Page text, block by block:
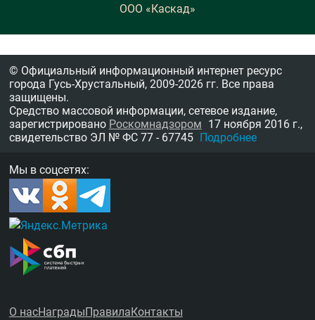
ООО «Каскад»
© Официальный информационный интернет ресурс
города Гусь-Хрустальный, 2009-2026 гг. Все права
защищены.
Средство массовой информации, сетевое издание,
зарегистрировано Роскомнадзором 17 ноября 2016 г.,
свидетельство ЭЛ № ФС 77 - 67745 Подробнее
Мы в соцсетях:
О насНаграды Правила Контакты